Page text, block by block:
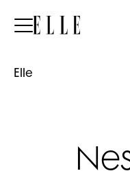
Elle
Elle